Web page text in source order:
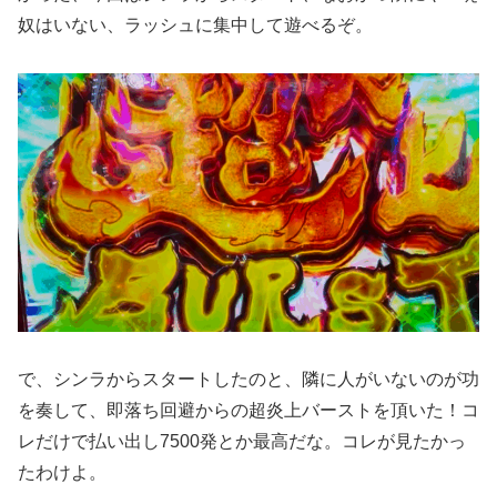
奴はいない、ラッシュに集中して遊べるぞ。
で、シンラからスタートしたのと、隣に人がいないのが功
を奏して、即落ち回避からの超炎上バーストを頂いた！コ
レだけで払い出し7500発とか最高だな。コレが見たかっ
たわけよ。